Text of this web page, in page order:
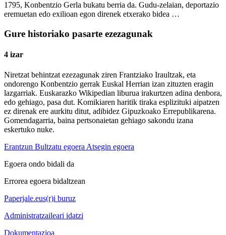
1795, Konbentzio Gerla bukatu berria da. Gudu-zelaian, deportazio
eremuetan edo exilioan egon direnek etxerako bidea …
Gure historiako pasarte ezezagunak
4 izar
Niretzat behintzat ezezagunak ziren Frantziako Iraultzak, eta
ondorengo Konbentzio gerrak Euskal Herrian izan zituzten eragin
lazgarriak. Euskarazko Wikipedian liburua irakurtzen adina denbora,
edo gehiago, pasa dut. Komikiaren haritik tiraka esplizituki aipatzen
ez direnak ere aurkitu ditut, adibidez Gipuzkoako Errepublikarena.
Gomendagarria, baina pertsonaietan gehiago sakondu izana
eskertuko nuke.
Erantzun Bultzatu egoera Atsegin egoera
Egoera ondo bidali da
Errorea egoera bidaltzean
Paperjale.eus(r)i buruz
Administratzaileari idatzi
Dokumentazioa